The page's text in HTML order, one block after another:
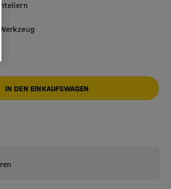
IN DEN EINKAUFSWAGEN